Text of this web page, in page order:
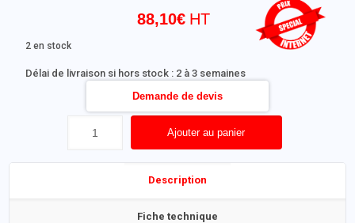
88,10€
Délai de livraison si hors stock : 2 à 3 semaines
2 en stock
Ajouter au panier
Demande de devis
Description
Fiche technique